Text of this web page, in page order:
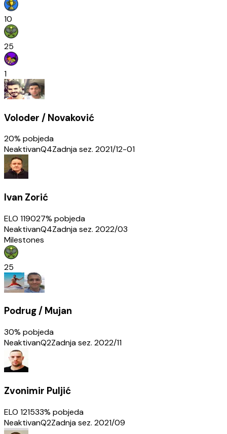
10
25
1
Voloder / Novaković
20% pobjeda
NeaktivanQ4Zadnja sez. 2021/12-01
Ivan Zorić
ELO 119027% pobjeda
NeaktivanQ4Zadnja sez. 2022/03
Milestones
25
Podrug / Mujan
30% pobjeda
NeaktivanQ2Zadnja sez. 2022/11
Zvonimir Puljić
ELO 121533% pobjeda
NeaktivanQ2Zadnja sez. 2021/09